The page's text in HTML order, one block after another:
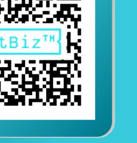
Line联系和询问
（24小时咨询联系）